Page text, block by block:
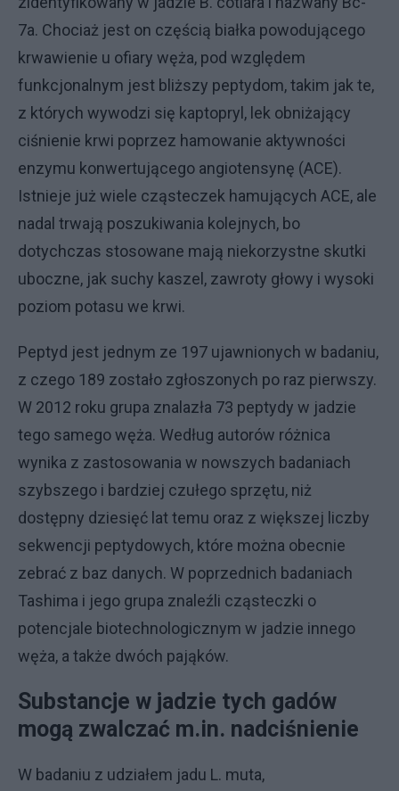
7a. Chociaż jest on częścią białka powodującego
krwawienie u ofiary węża, pod względem
funkcjonalnym jest bliższy peptydom, takim jak te,
z których wywodzi się kaptopryl, lek obniżający
ciśnienie krwi poprzez hamowanie aktywności
enzymu konwertującego angiotensynę (ACE).
Istnieje już wiele cząsteczek hamujących ACE, ale
nadal trwają poszukiwania kolejnych, bo
dotychczas stosowane mają niekorzystne skutki
uboczne, jak suchy kaszel, zawroty głowy i wysoki
poziom potasu we krwi.
Peptyd jest jednym ze 197 ujawnionych w badaniu,
z czego 189 zostało zgłoszonych po raz pierwszy.
W 2012 roku grupa znalazła 73 peptydy w jadzie
tego samego węża. Według autorów różnica
wynika z zastosowania w nowszych badaniach
szybszego i bardziej czułego sprzętu, niż
dostępny dziesięć lat temu oraz z większej liczby
sekwencji peptydowych, które można obecnie
zebrać z baz danych. W poprzednich badaniach
Tashima i jego grupa znaleźli cząsteczki o
potencjale biotechnologicznym w jadzie innego
węża, a także dwóch pająków.
Substancje w jadzie tych gadów
mogą zwalczać m.in. nadciśnienie
W badaniu z udziałem jadu L. muta,